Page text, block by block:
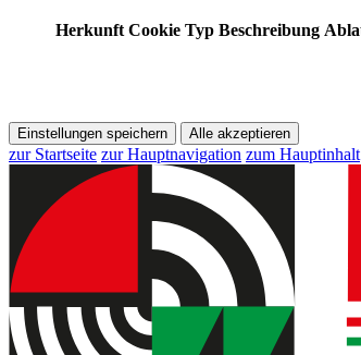
Herkunft Cookie Typ Beschreibung
Einstellungen speichern Alle akzeptieren
zur Startseite zur Hauptnavigation zum Hauptinhalt